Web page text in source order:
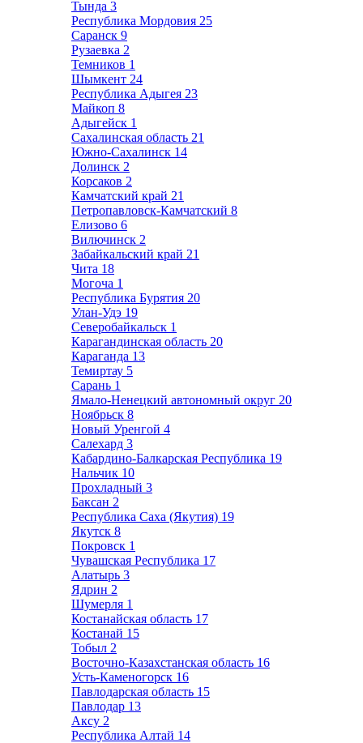
Тында 3
Республика Мордовия 25
Саранск 9
Рузаевка 2
Темников 1
Шымкент 24
Республика Адыгея 23
Майкоп 8
Адыгейск 1
Сахалинская область 21
Южно-Сахалинск 14
Долинск 2
Корсаков 2
Камчатский край 21
Петропавловск-Камчатский 8
Елизово 6
Вилючинск 2
Забайкальский край 21
Чита 18
Могоча 1
Республика Бурятия 20
Улан-Удэ 19
Северобайкальск 1
Карагандинская область 20
Караганда 13
Темиртау 5
Сарань 1
Ямало-Ненецкий автономный округ 20
Ноябрьск 8
Новый Уренгой 4
Салехард 3
Кабардино-Балкарская Республика 19
Нальчик 10
Прохладный 3
Баксан 2
Республика Саха (Якутия) 19
Якутск 8
Покровск 1
Чувашская Республика 17
Алатырь 3
Ядрин 2
Шумерля 1
Костанайская область 17
Костанай 15
Тобыл 2
Восточно-Казахстанская область 16
Усть-Каменогорск 16
Павлодарская область 15
Павлодар 13
Аксу 2
Республика Алтай 14